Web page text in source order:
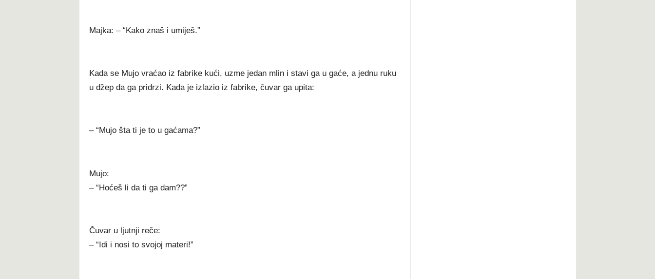
Majka: – “Kako znaš i umiješ.”
Kada se Mujo vraćao iz fabrike kući, uzme jedan mlin i stavi ga u gaće, a jednu ruku
u džep da ga pridrzi. Kada je izlazio iz fabrike, čuvar ga upita:
– “Mujo šta ti je to u gaćama?”
Mujo:
– “Hoćeš li da ti ga dam??”
Čuvar u ljutnji reče:
– “Idi i nosi to svojoj materi!”